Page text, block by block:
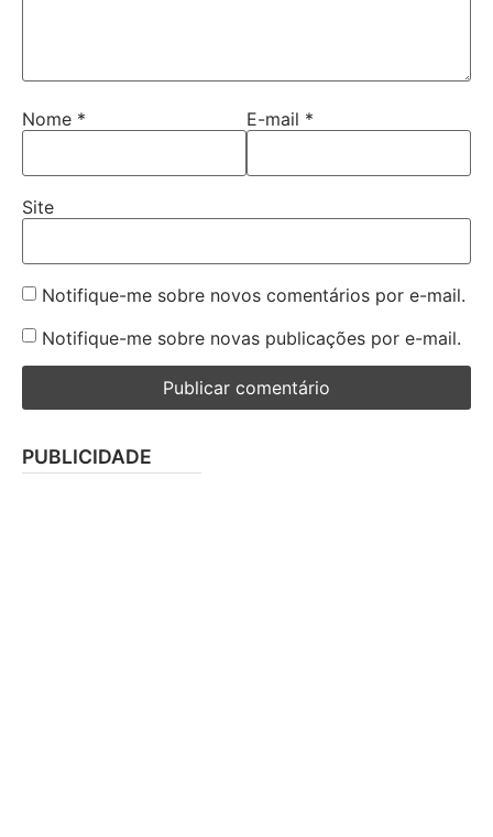
Nome * E-mail *
Site
Notifique-me sobre novos comentários por e-mail.
Notifique-me sobre novas publicações por e-mail.
PUBLICIDADE